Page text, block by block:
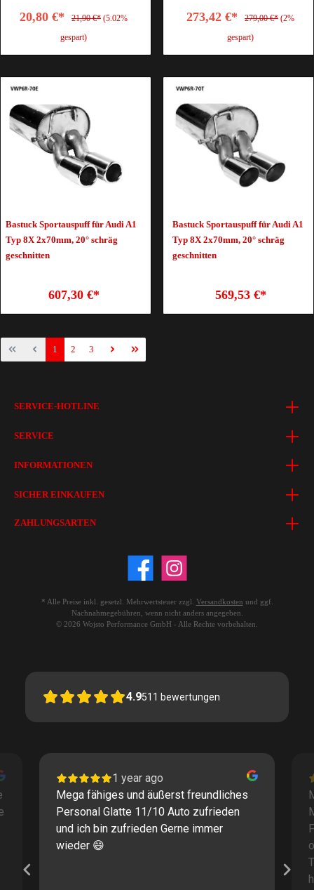
20,80 €* 21,90 €* (5.02%
gespart)
273,42 €* 279,00 €* (2%
gespart)
Bastuck Sportauspuff für Audi A1
Typ 8X 2x70mm, 20° schräg
geschnitten
607,30 €*
Bastuck Sportauspuff für Audi A1
Typ 8X 2x70mm, 20° schräg
geschnitten
569,53 €*
1 2 3
SERVICE-HOTLINE
SERVICE
INFORMATIONEN
SICHER EINKAUFEN
ZAHLUNGSARTEN
* Alle Preise inkl. gesetzl. Mehrwertsteuer zzgl. Versandkosten und ggf.
Nachnahmegebühren, wenn nicht anders angegeben.
© 2026 Wojsto Performance GmbH - Alle Rechte vorbehalten.
4.9511 bewertungen
1 year ago
Mega fähiges und äußerst freundliches
Personal Glatte 11/10 Auto zufrieden
und ich bin zufrieden Gerne immer
wieder 😄